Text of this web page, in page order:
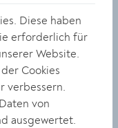
Das nächste
2022. Eltern
über die
341 oder -342.
Diese haben
erforderlich für
Website.
Cookies
verbessern.
von
ausgewertet.